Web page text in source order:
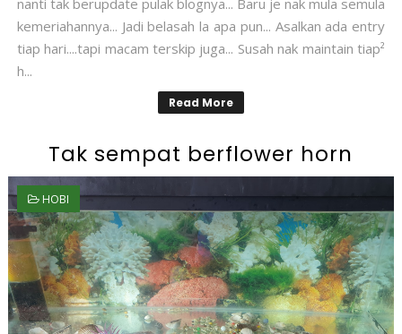
kemeriahannya... Jadi belasah la apa pun... Asalkan ada entry
tiap hari....tapi macam terskip juga... Susah nak maintain tiap²
h...
Read More
Tak sempat berflower horn
HOBI